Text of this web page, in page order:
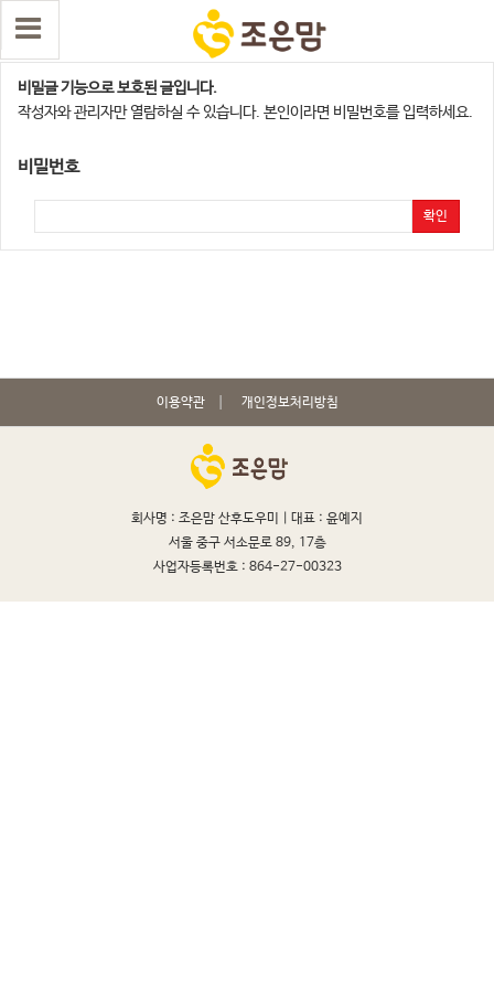
강북,도봉,노원지점
비밀글 기능으로 보호된 글입니다.
작성자와 관리자만 열람하실 수 있습니다. 본인이라면 비밀번호를 입력하세요.
비밀번호
확인
이용약관 개인정보처리방침
회사명 : 조은맘 산후도우미 | 대표 : 윤예지
서울 중구 서소문로 89, 17층
사업자등록번호 : 864-27-00323